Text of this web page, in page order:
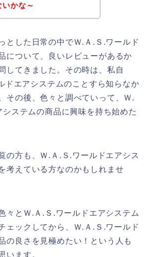
かな～
とした日常の中でＷ.Ａ.Ｓ.ワールド
について、良いレビューがあるか
してきました。その時は、私自
ドエアシステムのことすら知らなか
その後、色々と調べていって、Ｗ.
システムの商品に興味を持ち始めた
の方も、Ｗ.Ａ.Ｓ.ワールドエアシス
考えている方なのかもしれませ
々とＷ.Ａ.Ｓ.ワールドエアシステム
ェックしてから、Ｗ.Ａ.Ｓ.ワールド
の良さを見極めたい！という人も
います。